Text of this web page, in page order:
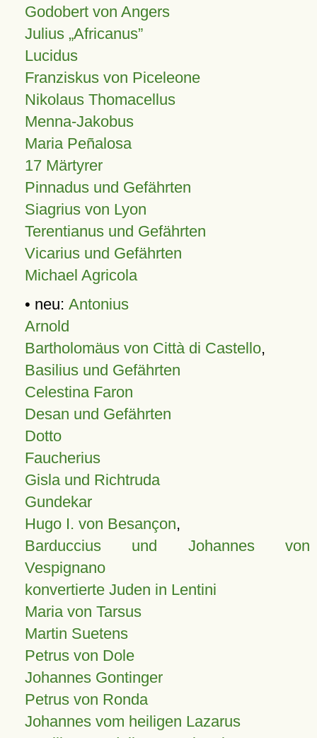
Godobert von Angers
Julius Africanus
Lucidus
Franziskus von Piceleone
Nikolaus Thomacellus
Menna-Jakobus
Maria Peñalosa
17 Märtyrer
Pinnadus und Gefährten
Siagrius von Lyon
Terentianus und Gefährten
Vicarius und Gefährten
Michael Agricola
• neu: Antonius
Arnold
Bartholomäus von Città di Castello,
Basilius und Gefährten
Celestina Faron
Desan und Gefährten
Dotto
Faucherius
Gisla und Richtruda
Gundekar
Hugo I. von Besançon,
Barduccius und Johannes von
Vespignano
konvertierte Juden in Lentini
Maria von Tarsus
Martin Suetens
Petrus von Dole
Johannes Gontinger
Petrus von Ronda
Johannes vom heiligen Lazarus